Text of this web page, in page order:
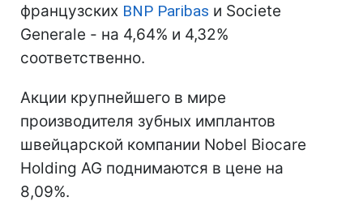
французских BNP Paribas и Societe
Generale - на 4,64% и 4,32%
соответственно.
Акции крупнейшего в мире
производителя зубных имплантов
швейцарской компании Nobel Biocare
Holding AG поднимаются в цене на
8,09%.